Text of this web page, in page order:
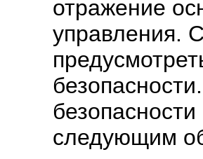
отражение
управления.
следующим